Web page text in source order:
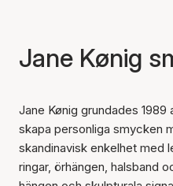
Jane Kønig
Jane Kønig grundades
skapa personliga smycken
skandinavisk enkelhet med
ringar, örhängen, halsband